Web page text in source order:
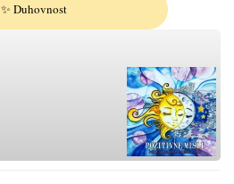
✨ Duhovnost